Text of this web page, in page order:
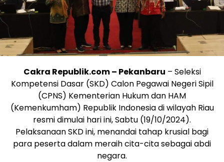
Cakra Republik.com – Pekanbaru – Seleksi
Kompetensi Dasar (SKD) Calon Pegawai Negeri Sipil
(CPNS) Kementerian Hukum dan HAM
(Kemenkumham) Republik Indonesia di wilayah Riau
resmi dimulai hari ini, Sabtu (19/10/2024).
Pelaksanaan SKD ini, menandai tahap krusial bagi
para peserta dalam meraih cita-cita sebagai abdi
negara.